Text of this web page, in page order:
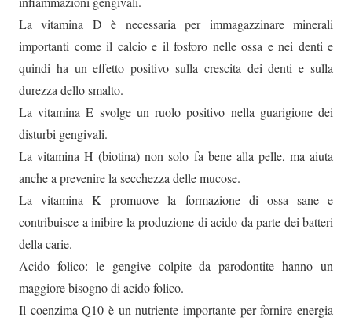
La vitamina D è necessaria per immagazzinare minerali
importanti come il calcio e il fosforo nelle ossa e nei denti e
quindi ha un effetto positivo sulla crescita dei denti e sulla
durezza dello smalto.
La vitamina E svolge un ruolo positivo nella guarigione dei
disturbi gengivali.
La vitamina H (biotina) non solo fa bene alla pelle, ma aiuta
anche a prevenire la secchezza delle mucose.
La vitamina K promuove la formazione di ossa sane e
contribuisce a inibire la produzione di acido da parte dei batteri
della carie.
Acido folico: le gengive colpite da parodontite hanno un
maggiore bisogno di acido folico.
Il coenzima Q10 è un nutriente importante per fornire energia